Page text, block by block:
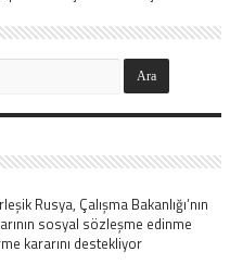
Rusya, Çalışma Bakanlığı’nın
sosyal sözleşme edinme
kararını destekliyor